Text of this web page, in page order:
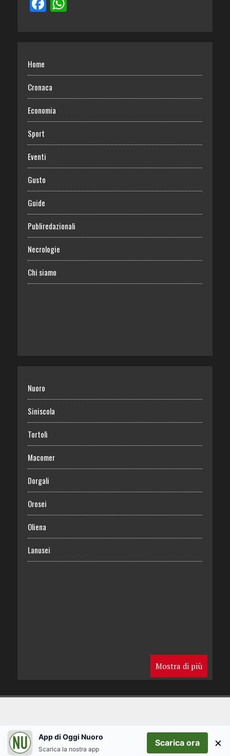
Home
Cronaca
Economia
Sport
Eventi
Gusto
Guide
Publiredazionali
Necrologie
Chi siamo
Nuoro
Siniscola
Tortolì
Macomer
Dorgali
Orosei
Oliena
Lanusei
Mostra di più
App di Oggi Nuoro
Scarica la nostra app
Scarica ora ×